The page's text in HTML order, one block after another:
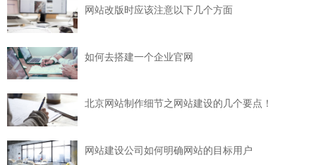
网站改版时应该注意以下几个方面
如何去搭建一个企业官网
北京网站制作细节之网站建设的几个要点！
网站建设公司如何明确网站的目标用户